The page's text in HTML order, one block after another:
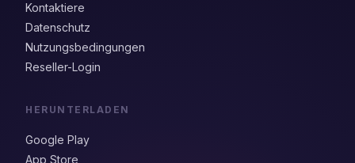
Kontaktiere
Datenschutz
Nutzungsbedingungen
Reseller-Login
HERUNTERLADEN
Google Play
App Store